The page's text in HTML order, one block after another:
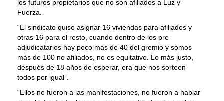
los futuros propietarios que no son afiliados a Luz y
Fuerza.
“El sindicato quiso asignar 16 viviendas para afiliados y
otras 16 para el resto, cuando dentro de los pre
adjudicatarios hay poco más de 40 del gremio y somos
más de 100 no afiliados, no es equitativo. Lo más justo,
después de 18 años de esperar, era que nos sorteen
todos por igual”.
“Ellos no fueron a las manifestaciones, no fueron a hablar